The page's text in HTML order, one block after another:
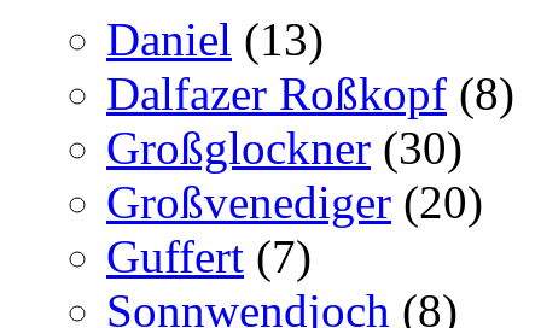
Daniel (13)
Dalfazer Roßkopf (8)
Großglockner (30)
Großvenediger (20)
Guffert (7)
Sonnwendjoch (8)